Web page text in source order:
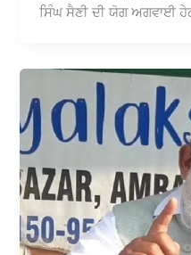
ਸਿੰਘ ਸੈਣੀ ਦੀ ਯੋਗ ਅਗਵਾਈ